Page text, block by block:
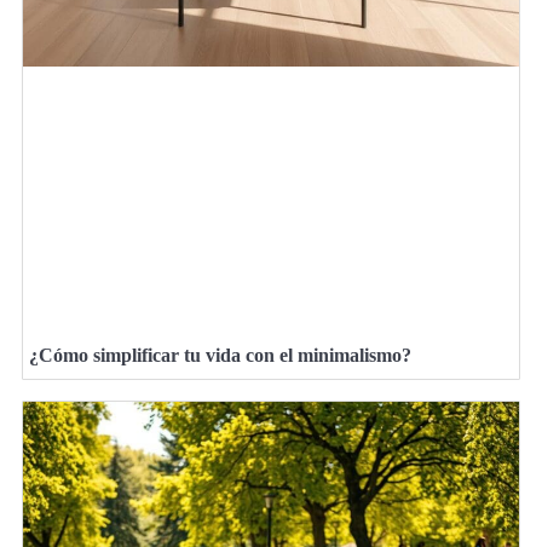
¿Cómo simplificar tu vida con el minimalismo?